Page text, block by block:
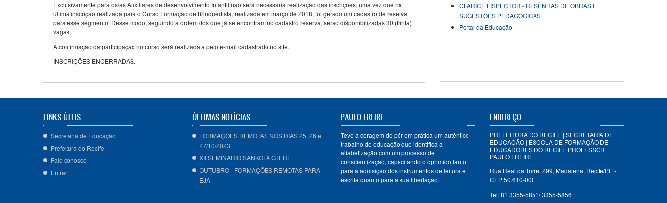
Exclusivamente para os/as Auxiliares de desenvolvimento Infantil não será necessária realização das inscrições, uma vez que na
última inscrição realizada para o Curso Formação de Brinquedista, realizada em março de 2018, foi gerado um cadastro de reserva
para esse segmento. Desse modo, seguindo a ordem dos que já se encontram no cadastro reserva, serão disponibilizadas 30 (trinta)
vagas.
A confirmação da participação no curso será realizada a pelo e-mail cadastrado no site.
INSCRIÇÕES ENCERRADAS.
CLARICE LISPECTOR - RESENHAS DE OBRAS E
SUGESTÕES PEDAGÓGICAS
Portal da Educação
LINKS ÚTEIS
Secretaria de Educação
Prefeitura do Recife
Fale conosco
Entrar
ÚLTIMAS NOTÍCIAS
FORMAÇÕES REMOTAS NOS DIAS 25, 26 e
27/10/2023
XII SEMINÁRIO SANKOFA GTERÊ
OUTUBRO - FORMAÇÕES REMOTAS PARA
EJA
PAULO FREIRE
Teve a coragem de pôr em prática um autêntico
trabalho de educação que identifica a
alfabetização com um processo de
conscientização, capacitando o oprimido tanto
para a aquisição dos instrumentos de leitura e
escrita quanto para a sua libertação.
ENDEREÇO
PREFEITURA DO RECIFE | SECRETARIA DE
EDUCAÇÃO | ESCOLA DE FORMAÇÃO DE
EDUCADORES DO RECIFE PROFESSOR
PAULO FREIRE
Rua Real da Torre, 299, Madalena, Recife/PE -
CEP:50.610-000
Tel: 81 3355-5851/ 3355-5856